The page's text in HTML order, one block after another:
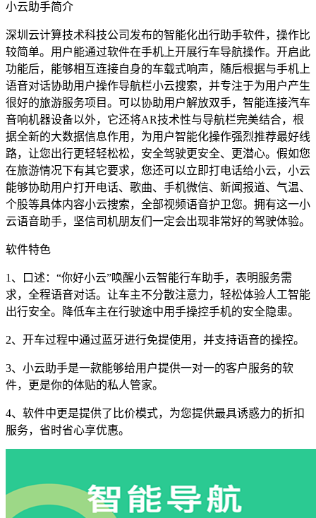
小云助手简介
深圳云计算技术科技公司发布的智能化出行助手软件，操作比
较简单。用户能通过软件在手机上开展行车导航操作。开启此
功能后，能够相互连接自身的车载式响声，随后根据与手机上
语音对话协助用户操作导航栏小云搜索，并专注于为用户产生
很好的旅游服务项目。可以协助用户解放双手，智能连接汽车
音响机器设备以外，它还将AR技术性与导航栏完美结合，根
据全新的大数据信息作用，为用户智能化操作强烈推荐最好线
路，让您出行更轻轻松松，安全驾驶更安全、更潜心。假如您
在旅游情况下有其它要求，您还可以立即打电话给小云，小云
能够协助用户打开电话、歌曲、手机微信、新闻报道、气温、
个股等具体内容小云搜索，全部视频语音护卫您。拥有这一小
云语音助手，坚信司机朋友们一定会出现非常好的驾驶体验。
软件特色
1、口述：“你好小云”唤醒小云智能行车助手，表明服务需
求，全程语音对话。让车主不分散注意力，轻松体验人工智能
出行安全。降低车主在行驶途中用手操控手机的安全隐患。
2、开车过程中通过蓝牙进行免提使用，并支持语音的操控。
3、小云助手是一款能够给用户提供一对一的客户服务的软
件，更是你的体贴的私人管家。
4、软件中更是提供了比价模式，为您提供最具诱惑力的折扣
服务，省时省心享优惠。